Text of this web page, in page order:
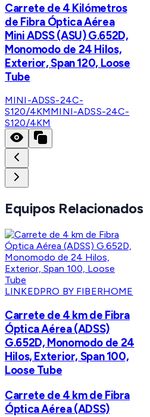
Carrete de 4 Kilómetros
de Fibra Óptica Aérea
Mini ADSS (ASU) G.652D,
Monomodo de 24 Hilos,
Exterior, Span 120, Loose
Tube
MINI-ADSS-24C-
S120/4KMMINI-ADSS-24C-
S120/4KM
Equipos Relacionados
LINKEDPRO BY FIBERHOME
Carrete de 4 km de Fibra
Óptica Aérea (ADSS)
G.652D, Monomodo de 24
Hilos, Exterior, Span 100,
Loose Tube
Carrete de 4 km de Fibra
Óptica Aérea (ADSS)